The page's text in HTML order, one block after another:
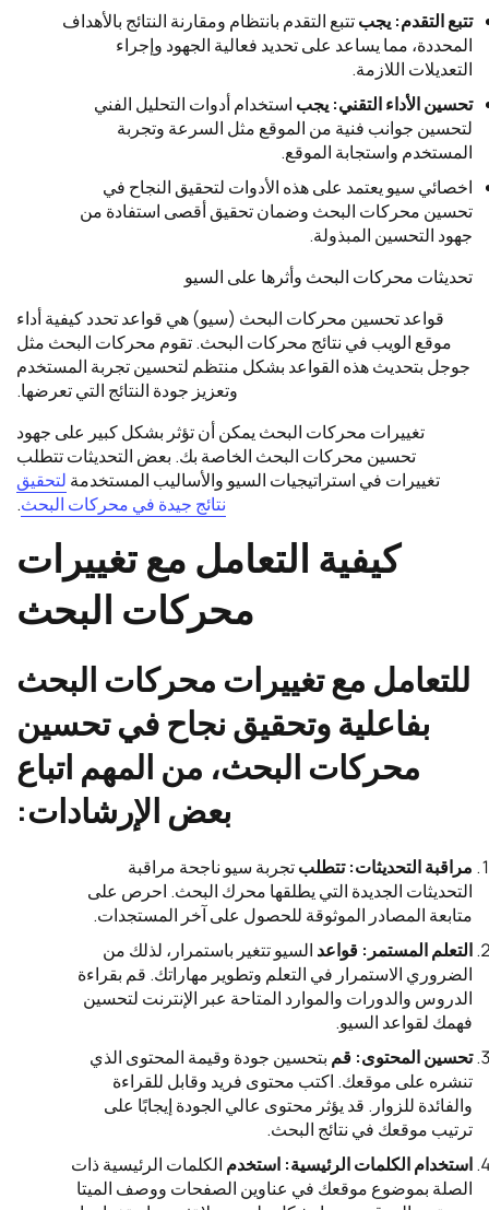
تتبع التقدم: يجبتتبع التقدم بانتظام ومقارنة النتائج بالأهداف
المحددة، مما يساعد على تحديد فعالية الجهود وإجراء
التعديلات اللازمة.
تحسين الأداء التقني: يجب استخدام أدوات التحليل الفني
لتحسين جوانب فنية من الموقع مثل السرعة وتجربة
المستخدم واستجابة الموقع.
اخصائي سيو يعتمد على هذه الأدوات لتحقيق النجاح في
تحسين محركات البحث وضمان تحقيق أقصى استفادة من
جهود التحسين المبذولة.
تحديثات محركات البحث وأثرها على السيو
قواعد تحسين محركات البحث (سيو) هي قواعد تحدد كيفية أداء
موقع الويب في نتائج محركات البحث. تقوم محركات البحث مثل
جوجل بتحديث هذه القواعد بشكل منتظم لتحسين تجربة المستخدم
وتعزيز جودة النتائج التي تعرضها.
تغييرات محركات البحث يمكن أن تؤثر بشكل كبير على جهود
تحسين محركات البحث الخاصة بك. بعض التحديثات تتطلب
تغييرات في استراتيجيات السيو والأساليب المستخدمة لتحقيق
نتائج جيدة في محركات البحث.
كيفية التعامل مع تغييرات
محركات البحث
للتعامل مع تغييرات محركات البحث
بفاعلية وتحقيق نجاح في تحسين
محركات البحث، من المهم اتباع
بعض الإرشادات:
مراقبة التحديثات: تتطلبتجربة سيو ناجحة مراقبة
التحديثات الجديدة التي يطلقها محرك البحث. احرص على
متابعة المصادر الموثوقة للحصول على آخر المستجدات.
التعلم المستمر: قواعد السيو تتغير باستمرار، لذلك من
الضروري الاستمرار في التعلم وتطوير مهاراتك. قم بقراءة
الدروس والدورات والموارد المتاحة عبر الإنترنت لتحسين
فهمك لقواعد السيو.
تحسين المحتوى: قم بتحسين جودة وقيمة المحتوى الذي
تنشره على موقعك. اكتب محتوى فريد وقابل للقراءة
والفائدة للزوار. قد يؤثر محتوى عالي الجودة إيجابًا على
ترتيب موقعك في نتائج البحث.
استخدام الكلمات الرئيسية: استخدم الكلمات الرئيسية ذات
الصلة بموضوع موقعك في عناوين الصفحات ووصف الميتا